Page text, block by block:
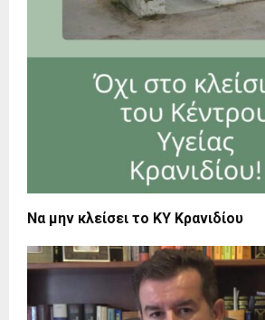
Να μην κλείσει το ΚΥ Κρανιδίου